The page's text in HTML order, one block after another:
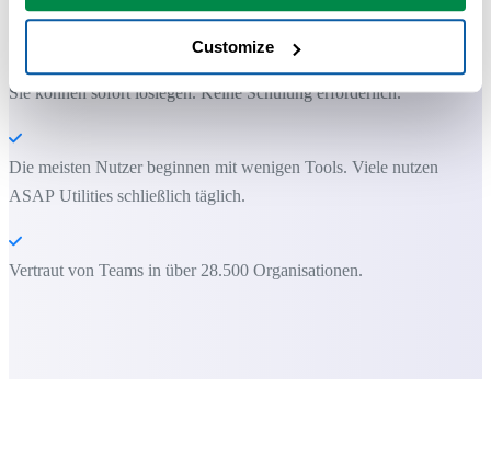
Customize
Excel allein nicht möglich sind.
Sie können sofort loslegen. Keine Schulung erforderlich.
Die meisten Nutzer beginnen mit wenigen Tools. Viele nutzen
ASAP Utilities schließlich täglich.
Vertraut von Teams in über 28.500 Organisationen.